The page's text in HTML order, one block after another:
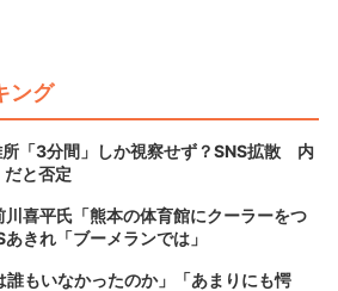
ング
「3分間」しか視察せず？SNS拡散 内
と否定
川喜平氏「熊本の体育館にクーラーをつ
きれ「ブーメランでは」
誰もいなかったのか」「あまりにも愕